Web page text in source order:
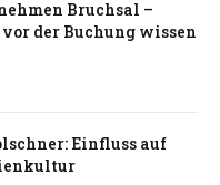
Bruchsal –
der Buchung wissen
Einfluss auf